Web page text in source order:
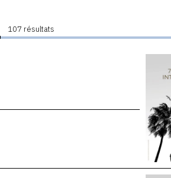
107 résultats